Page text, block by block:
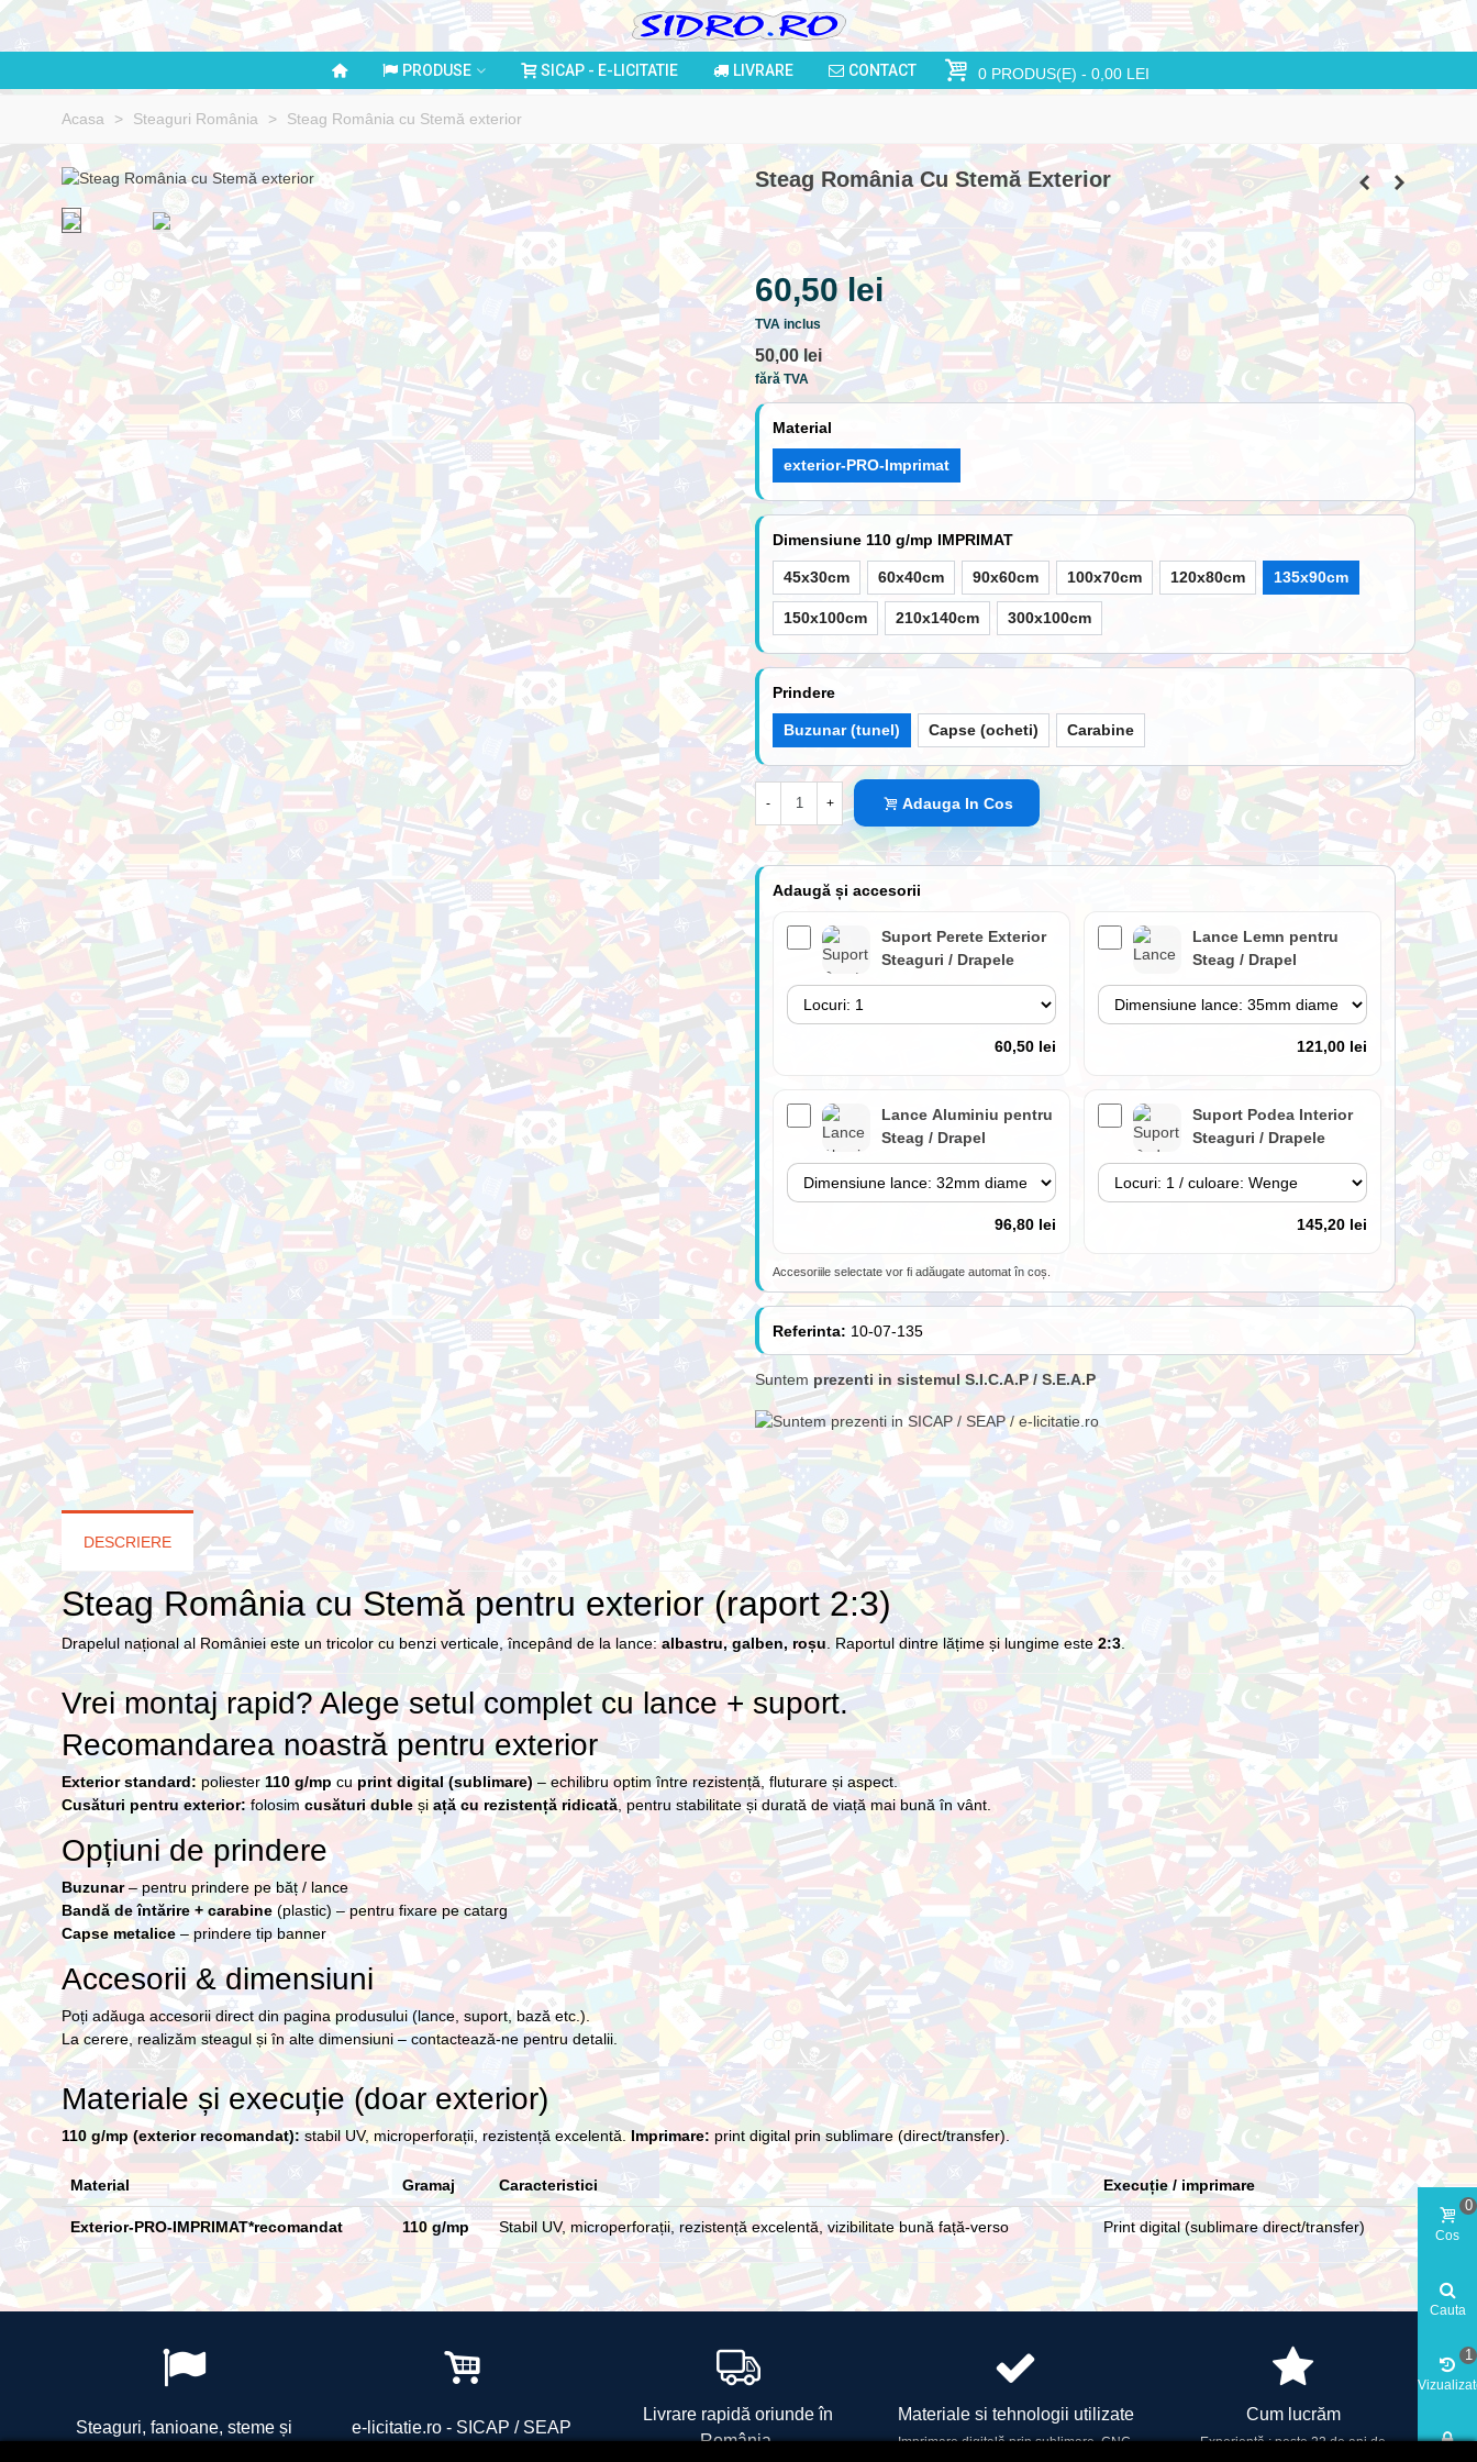
PRODUSE SICAP - E-LICITATIE LIVRARE CONTACT 0 PRODUS(E) - 0,00 LEI
Acasa > Steaguri România > Steag România cu Stemă exterior
Steag România Cu Stemă Exterior
60,50 lei
TVA inclus
50,00 lei
fără TVA
Material
exterior-PRO-Imprimat
Dimensiune 110 g/mp IMPRIMAT
45x30cm 60x40cm 90x60cm 100x70cm 120x80cm 135x90cm
150x100cm 210x140cm 300x100cm
Prindere
Buzunar (tunel) Capse (ocheti) Carabine
- + Adauga In Cos
Adaugă și accesorii
Suport Perete Exterior
Steaguri / Drapele
60,50 lei
Lance Lemn pentru
Steag / Drapel
121,00 lei
Lance Aluminiu pentru
Steag / Drapel
96,80 lei
Suport Podea Interior
Steaguri / Drapele
145,20 lei
Lance 180cm cu
(fără steag)
Lance cu suport
266,20 lei
Accesoriile selectate vor fi adăugate automat în coș.
Referinta: 10-07-135
Suntem prezenti in sistemul S.I.C.A.P / S.E.A.P
DESCRIERE
Steag România cu Stemă pentru exterior (raport 2:3)
Drapelul național al României este un tricolor cu benzi verticale, începând de la lance:albastru, galben, roșu . Raportul dintre lățime și lungime este2:3
Vrei montaj rapid? Alege setul complet cu lance + suport.
Recomandarea noastră pentru exterior
Exterior standard: poliester 110 g/mp cu print digital (sublimare) – echilibru optim între rezistență, fluturare și aspect.
Cusături pentru exterior:folosim cusături duble și ață cu rezistență ridicată , pentru stabilitate și durată de viață mai bună în vânt.
Opțiuni de prindere
Buzunar– pentru prindere pe băț / lance
Bandă de întărire + carabine (plastic) – pentru fixare pe catarg
Capse metalice – prindere tip banner
Accesorii & dimensiuni
Poți adăuga accesorii direct din pagina produsului (lance, suport, bază etc.).
La cerere, realizăm steagul și în alte dimensiuni – contactează-ne pentru detalii.
Materiale și execuție (doar exterior)
110 g/mp (exterior recomandat):stabil UV, microperforații, rezistență excelentă.Imprimare: print digital prin sublimare (direct/transfer).
Material Gramaj Caracteristici Execuție / imprimare
Exterior-PRO-IMPRIMAT*recomandat 110 g/mp Stabil UV, microperforații, rezistență excelentă, vizibilitate bună față-verso Print digital (sublimare direct/transfer)
Steaguri, fanioane, steme și
e-licitatie.ro - SICAP / SEAP
Livrare rapidă oriunde în
România.
Materiale si tehnologii utilizate
Imprimare digitală prin sublimare, CNC,
Cum lucrăm
Experiență : peste 22 de ani de
Cos
0
Cauta
1